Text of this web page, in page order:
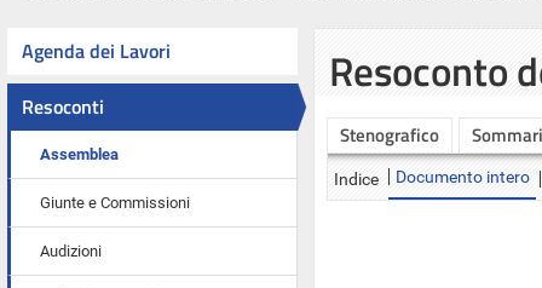
Agenda dei Lavori
Resoconti
Assemblea
Giunte e Commissioni
Audizioni
Resoconto
Stenografico
Indice Documento intero